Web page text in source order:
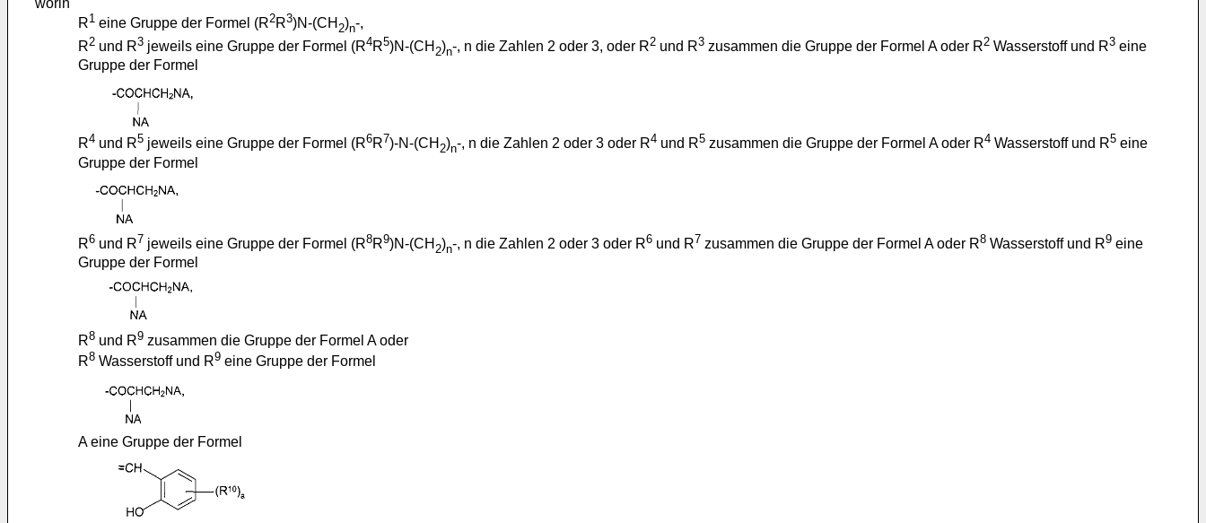
worin
R1 eine Gruppe der Formel (R2R3)N-(CH 2)n-,
R2 und R3 jeweils eine Gruppe der Formel (R4R5)N-(CH 2)n-, n die Zahlen 2 oder 3, oder R2 und R3 zusammen die Gruppe der Formel A oder R2 Wasserstoff und R3 eine
Gruppe der Formel
R4 und R5 jeweils eine Gruppe der Formel (R6R7)-N-(CH 2)n-, n die Zahlen 2 oder 3 oder R4 und R5 zusammen die Gruppe der Formel A oder R4 Wasserstoff und R5 eine
Gruppe der Formel
R6 und R7 jeweils eine Gruppe der Formel (R8R9)N-(CH 2)n-, n die Zahlen 2 oder 3 oder R6 und R7 zusammen die Gruppe der Formel A oder R8 Wasserstoff und R9 eine
Gruppe der Formel
R8 und R9 zusammen die Gruppe der Formel A oder
R8 Wasserstoff und R9 eine Gruppe der Formel
A eine Gruppe der Formel